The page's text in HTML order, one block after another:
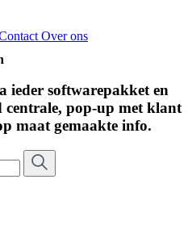
Over ons
ieder softwarepakket en
pop-up met klant
maat gemaakte info.